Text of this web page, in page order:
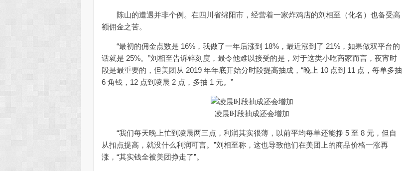
陈山的遭遇并非个例。在四川省绵阳市，经营着一家炸鸡店的刘相至（化名）也备受高
额佣金之苦。
“最初的佣金点数是 16%，我做了一年后涨到 18%，最近涨到了 21%，如果做双平台的
话就是 25%。”刘相至告诉锌刻度，最令他难以接受的是，对于这类小吃商家而言，夜宵时
段是最重要的，但美团从 2019 年年底开始分时段提高抽成，“晚上 10 点到 11 点，每单多抽
6 角钱，12 点到凌晨 2 点，多抽 1 元。”
凌晨时段抽成还会增加
“我们每天晚上忙到凌晨两三点，利润其实很薄，以前平均每单还能挣 5 至 8 元，但自
从扣点提高，就没什么利润可言。”刘相至称，这也导致他们在美团上的商品价格一涨再
涨，“其实钱全被美团挣走了”。